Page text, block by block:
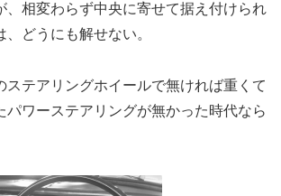
、相変わらず中央に寄せて据え付けられ
どうにも解せない。
ステアリングホイールで無ければ重くて
パワーステアリングが無かった時代なら